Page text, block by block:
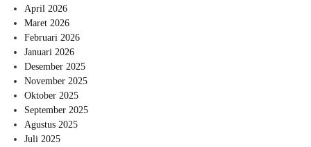
April 2026
Maret 2026
Februari 2026
Januari 2026
Desember 2025
November 2025
Oktober 2025
September 2025
Agustus 2025
Juli 2025